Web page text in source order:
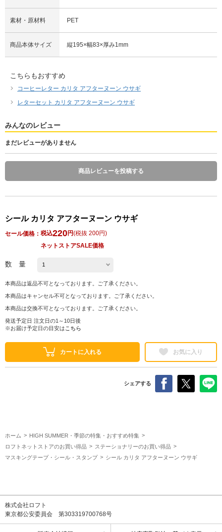
素材・原材料 PET
商品本体サイズ 縦195×幅83×厚み1mm
こちらもおすすめ
コーヒーレター カリタ アフターヌーン ウサギ
レターセット カリタ アフターヌーン ウサギ
みんなのレビュー
まだレビューがありません
商品レビューを投稿する
シール カリタ アフターヌーン ウサギ
セール価格： 税込220円(税抜 200円)
ネットストアSALE価格
数 量
本商品は返品不可となっております。ご了承ください。
本商品はキャンセル不可となっております。ご了承ください。
本商品は交換不可となっております。ご了承ください。
発送予定日 注文日の1～10日後
※お届け予定日の目安は こちら
カートに入れる お気に入り
シェアする
ホーム
HIGH SUMMER・季節の特集・おすすめ特集
ロフトネットストアのお買い得品
ステーショナリーのお買い得品
マスキングテープ・シール・スタンプ
シール カリタ アフターヌーン ウサギ
株式会社ロフト
東京都公安委員会 第303319700768号